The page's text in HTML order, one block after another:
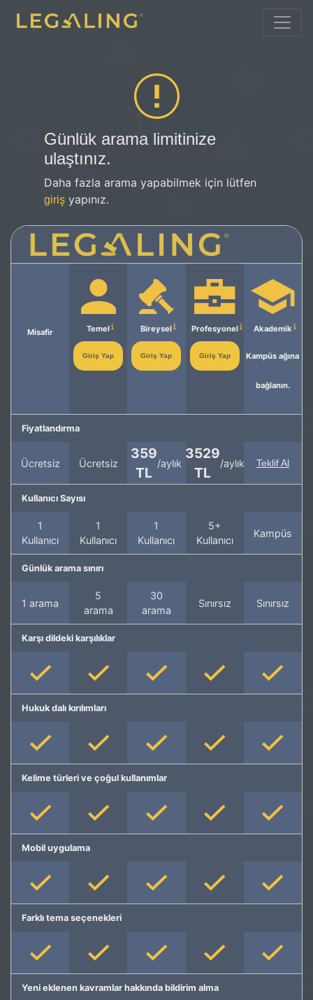
Günlük arama limitinize
ulaştınız.
Daha fazla arama yapabilmek için lütfen
giriş yapınız.
Misafir Temel
Giriş Yap
Bireysel
Giriş Yap
Profesyonel
Giriş Yap
Akademik
Kampüs ağına
bağlanın.
Fiyatlandırma
Ücretsiz Ücretsiz
359
TL
/aylık
3529
TL
/aylık Teklif Al
Kullanıcı Sayısı
1
Kullanıcı
1
Kullanıcı
1
Kullanıcı
5+
Kullanıcı
Kampüs
Günlük arama sınırı
1 arama
5
arama
30
arama
Sınırsız Sınırsız
Karşı dildeki karşılıklar
Hukuk dalı kırılımları
Kelime türleri ve çoğul kullanımlar
Mobil uygulama
Farklı tema seçenekleri
Yeni eklenen kavramlar hakkında bildirim alma